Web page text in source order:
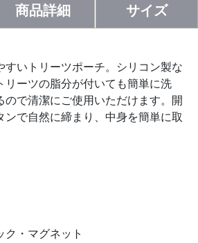
商品詳細 サイズ
すいトリーツポーチ。シリコン製な
リーツの脂分が付いても簡単に洗
ので清潔にご使用いただけます。開
ンで自然に締まり、中身を簡単に取
ク・マグネット